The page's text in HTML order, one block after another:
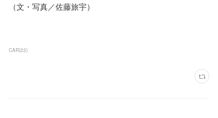
（文・写真／佐藤旅宇）
CAR(22)